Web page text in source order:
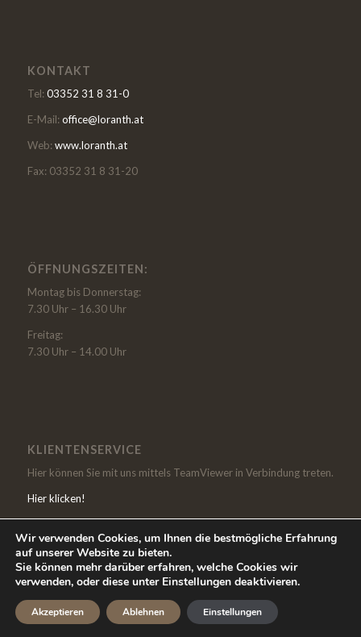
KONTAKT
Tel: 03352 31 8 31-0
E-Mail: office@loranth.at
Web: www.loranth.at
Fax: 03352 31 8 31-20
ÖFFNUNGSZEITEN:
Montag bis Donnerstag:
7.30 Uhr – 16.30 Uhr
Freitag:
7.30 Uhr – 14.00 Uhr
KLIENTENSERVICE
Hier können Sie mit uns mittels TeamViewer in Verbindung treten.
Hier klicken!
© Copyright Loranth Steuerberatungs GmbH |Datenschutzerklärung
Impressum
Wir verwenden Cookies, um Ihnen die bestmögliche Erfahrung
auf unserer Website zu bieten.
Sie können mehr darüber erfahren, welche Cookies wir
verwenden, oder diese unter Einstellungen deaktivieren.
Akzeptieren Ablehnen Einstellungen